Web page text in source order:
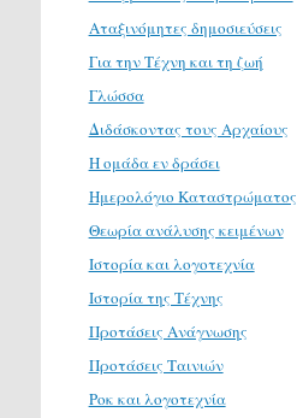
Αταξινόμητες δημοσιεύσεις
Για την Τέχνη και τη ζωή
Γλώσσα
Διδάσκοντας τους Αρχαίους
Η ομάδα εν δράσει
Ημερολόγιο Καταστρώματος
Θεωρία ανάλυσης κειμένων
Ιστορία και λογοτεχνία
Ιστορία της Τέχνης
Προτάσεις Ανάγνωσης
Προτάσεις Ταινιών
Ροκ και λογοτεχνία